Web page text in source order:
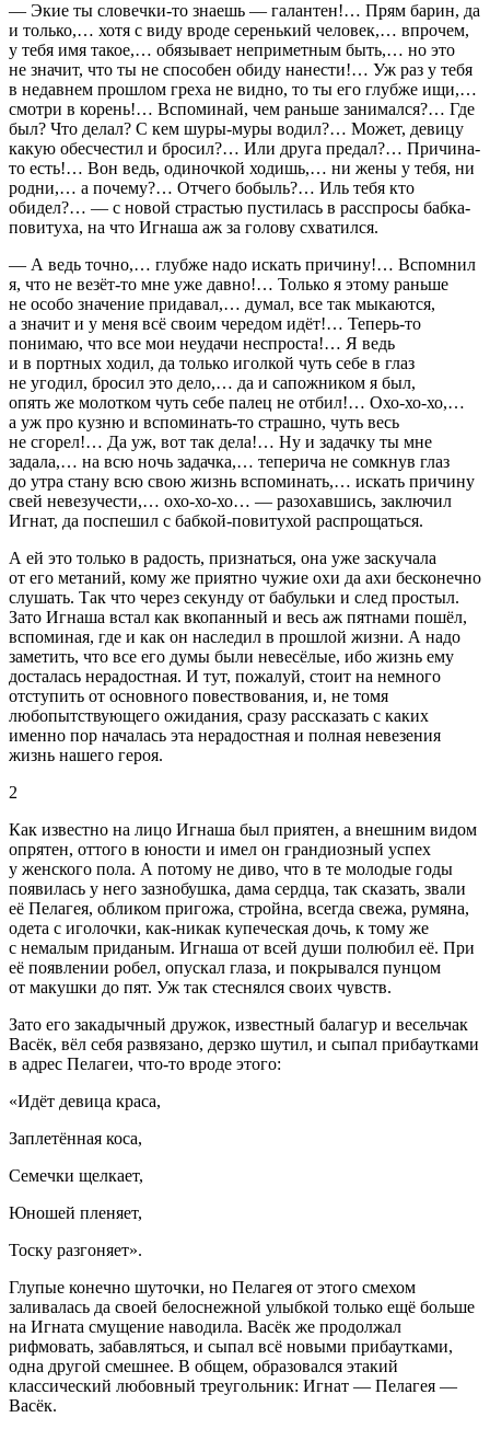
— Экие ты словечки-то знаешь — галантен!… Прям барин, да
и только,… хотя с виду вроде серенький человек,… впрочем,
у тебя имя такое,… обязывает неприметным быть,… но это
не значит, что ты не способен обиду нанести!… Уж раз у тебя
в недавнем прошлом греха не видно, то ты его глубже ищи,…
смотри в корень!… Вспоминай, чем раньше занимался?… Где
был? Что делал? С кем шуры-муры водил?… Может, девицу
какую обесчестил и бросил?… Или друга предал?… Причина-
то есть!… Вон ведь, одиночкой ходишь,… ни жены у тебя, ни
родни,… а почему?… Отчего бобыль?… Иль тебя кто
обидел?… — с новой страстью пустилась в расспросы бабка-
повитуха, на что Игнаша аж за голову схватился.
— А ведь точно,… глубже надо искать причину!… Вспомнил
я, что не везёт-то мне уже давно!… Только я этому раньше
не особо значение придавал,… думал, все так мыкаются,
а значит и у меня всё своим чередом идёт!… Теперь-то
понимаю, что все мои неудачи неспроста!… Я ведь
и в портных ходил, да только иголкой чуть себе в глаз
не угодил, бросил это дело,… да и сапожником я был,
опять же молотком чуть себе палец не отбил!… Охо-хо-хо,…
а уж про кузню и вспоминать-то страшно, чуть весь
не сгорел!… Да уж, вот так дела!… Ну и задачку ты мне
задала,… на всю ночь задачка,… теперича не сомкнув глаз
до утра стану всю свою жизнь вспоминать,… искать причину
свей невезучести,… охо-хо-хо… — разохавшись, заключил
Игнат, да поспешил с бабкой-повитухой распрощаться.
А ей это только в радость, признаться, она уже заскучала
от его метаний, кому же приятно чужие охи да ахи бесконечно
слушать. Так что через секунду от бабульки и след простыл.
Зато Игнаша встал как вкопанный и весь аж пятнами пошёл,
вспоминая, где и как он наследил в прошлой жизни. А надо
заметить, что все его думы были невесёлые, ибо жизнь ему
досталась нерадостная. И тут, пожалуй, стоит на немного
отступить от основного повествования, и, не томя
любопытствующего ожидания, сразу рассказать с каких
именно пор началась эта нерадостная и полная невезения
жизнь нашего героя.
2
Как известно на лицо Игнаша был приятен, а внешним видом
опрятен, оттого в юности и имел он грандиозный успех
у женского пола. А потому не диво, что в те молодые годы
появилась у него зазнобушка, дама сердца, так сказать, звали
её Пелагея, обликом пригожа, стройна, всегда свежа, румяна,
одета с иголочки, как-никак купеческая дочь, к тому же
с немалым приданым. Игнаша от всей души полюбил её. При
её появлении робел, опускал глаза, и покрывался пунцом
от макушки до пят. Уж так стеснялся своих чувств.
Зато его закадычный дружок, известный балагур и весельчак
Васёк, вёл себя развязано, дерзко шутил, и сыпал прибаутками
в адрес Пелагеи, что-то вроде этого:
«Идёт девица краса,
Заплетённая коса,
Семечки щелкает,
Юношей пленяет,
Тоску разгоняет».
Глупые конечно шуточки, но Пелагея от этого смехом
заливалась да своей белоснежной улыбкой только ещё больше
на Игната смущение наводила. Васёк же продолжал
рифмовать, забавляться, и сыпал всё новыми прибаутками,
одна другой смешнее. В общем, образовался этакий
классический любовный треугольник: Игнат — Пелагея —
Васёк.